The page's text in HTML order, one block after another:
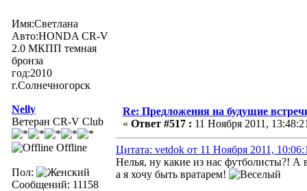
Имя:Светлана
Авто:HONDA CR-V
2.0 МКПП темная
бронза
год:2010
г.Солнечногорск
Nelly
Ветеран CR-V Club
Offline
Пол:
Сообщений: 11158
Re: Предложения на будущие
« Ответ #517 : 11 Ноября 2011,
Цитата: vetdok от 11 Ноября 2011,
Нелья, ну какие из нас футболисты?!
а я хочу быть вратарем!